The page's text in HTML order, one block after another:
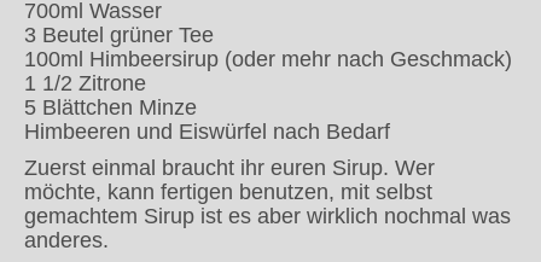
700ml Wasser
3 Beutel grüner Tee
100ml Himbeersirup (oder mehr nach Geschmack)
1 1/2 Zitrone
5 Blättchen Minze
Himbeeren und Eiswürfel nach Bedarf
Zuerst einmal braucht ihr euren Sirup. Wer
möchte, kann fertigen benutzen, mit selbst
gemachtem Sirup ist es aber wirklich nochmal was
anderes.